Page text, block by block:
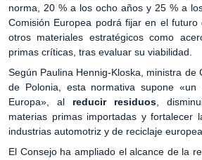
norma, 20 % a los ocho años y 25 % a
Comisión Europea podrá fijar en el
otros materiales estratégicos como
primas críticas, tras evaluar su viabilidad.
Según Paulina Hennig-Kloska, ministra de
de Polonia, esta normativa supone
Europa», al reducir residuos,
materias primas importadas y fortalecer
industrias automotriz y de reciclaje
El Consejo ha ampliado el alcance de la